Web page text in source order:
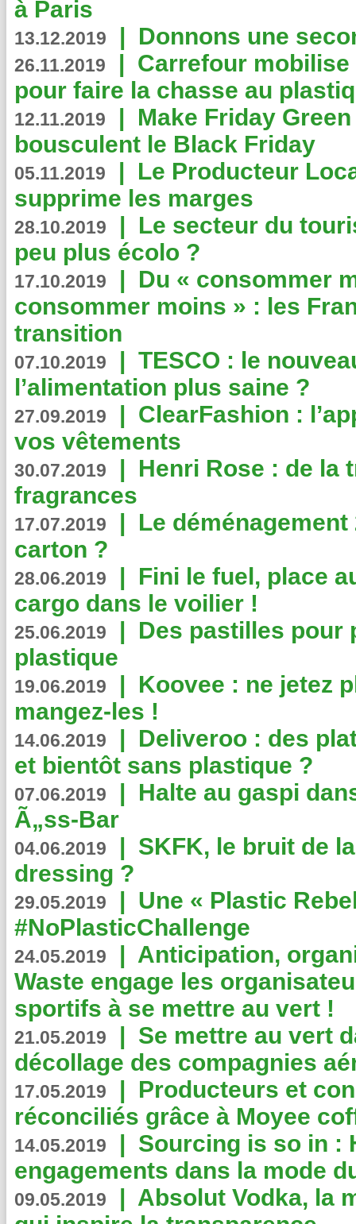
à Paris
13.12.2019 | Donnons une
26.11.2019 | Carrefour
pour faire la chasse au
12.11.2019 | Make Friday
bousculent le Black Friday
05.11.2019 | Le Producteur
supprime les marges
28.10.2019 | Le secteur du
peu plus écolo ?
17.10.2019 | Du « consommer
consommer moins » : les
transition
07.10.2019 | TESCO : le
l’alimentation plus saine ?
27.09.2019 | ClearFashion :
vos vêtements
30.07.2019 | Henri Rose : de la
fragrances
17.07.2019 | Le
carton ?
28.06.2019 | Fini le fuel, place
cargo dans le voilier !
25.06.2019 | Des pastilles pour
plastique
19.06.2019 | Koovee : ne jetez
mangez-les !
14.06.2019 | Deliveroo : des
et bientôt sans plastique ?
07.06.2019 | Halte au gaspi
Ã„ss-Bar
04.06.2019 | SKFK, le bruit de
dressing ?
29.05.2019 | Une « Plastic
#NoPlasticChallenge
24.05.2019 | Anticipation,
Waste engage les
sportifs à se mettre au vert !
21.05.2019 | Se mettre au vert
décollage des compagnies
17.05.2019 | Producteurs et
réconciliés grâce à Moyee
14.05.2019 | Sourcing is so in :
engagements dans la mode
09.05.2019 | Absolut Vodka, la